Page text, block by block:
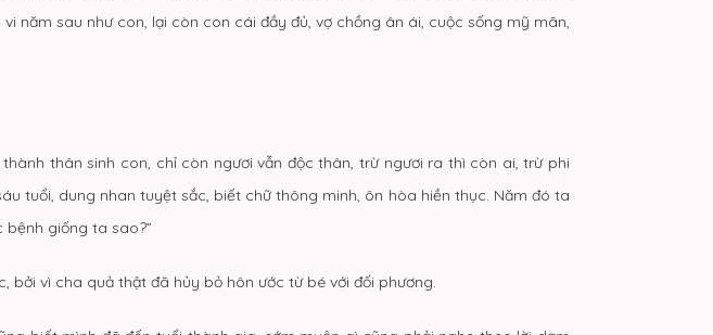
năm sau như con, lại còn con cái đầy đủ, vợ chồng ân ái, cuộc sống mỹ mãn,
thân sinh con, chỉ còn ngươi vẫn độc thân, trừ ngươi ra thì còn ai, trừ phi
tuổi, dung nhan tuyệt sắc, biết chữ thông minh, ôn hòa hiền thục. Năm đó ta
giống ta sao?”
bởi vì cha quả thật đã hủy bỏ hôn ước từ bé với đối phương.